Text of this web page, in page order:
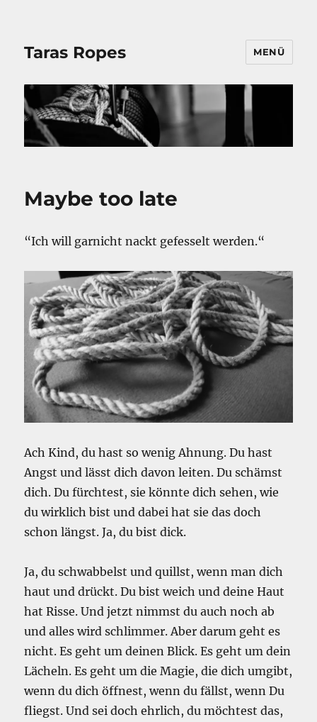
Taras Ropes MENÜ
Maybe too late
“Ich will garnicht nackt gefesselt werden.“
Ach Kind, du hast so wenig Ahnung. Du hast
Angst und lässt dich davon leiten. Du schämst
dich. Du fürchtest, sie könnte dich sehen, wie
du wirklich bist und dabei hat sie das doch
schon längst. Ja, du bist dick.
Ja, du schwabbelst und quillst, wenn man dich
haut und drückt. Du bist weich und deine Haut
hat Risse. Und jetzt nimmst du auch noch ab
und alles wird schlimmer. Aber darum geht es
nicht. Es geht um deinen Blick. Es geht um dein
Lächeln. Es geht um die Magie, die dich umgibt,
wenn du dich öffnest, wenn du fällst, wenn Du
fliegst. Und sei doch ehrlich, du möchtest das,